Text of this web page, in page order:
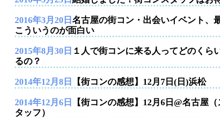
2016年3月20日 名古屋の街コン・出会いイベント、
こういうのが面白い
2015年8月30日 １人で街コンに来る人ってどのくら
るの？
2014年12月8日 【街コンの感想】12月7日(日)浜松
2014年12月6日
【街コンの感想】12月6日@名古屋（
タッフ）